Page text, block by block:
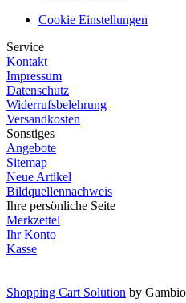
Cookie Einstellungen
Service
Kontakt
Impressum
Datenschutz
Widerrufsbelehrung
Versandkosten
Sonstiges
Angebote
Sitemap
Neue Artikel
Bildquellennachweis
Ihre persönliche Seite
Merkzettel
Ihr Konto
Kasse
Shopping Cart Solution by